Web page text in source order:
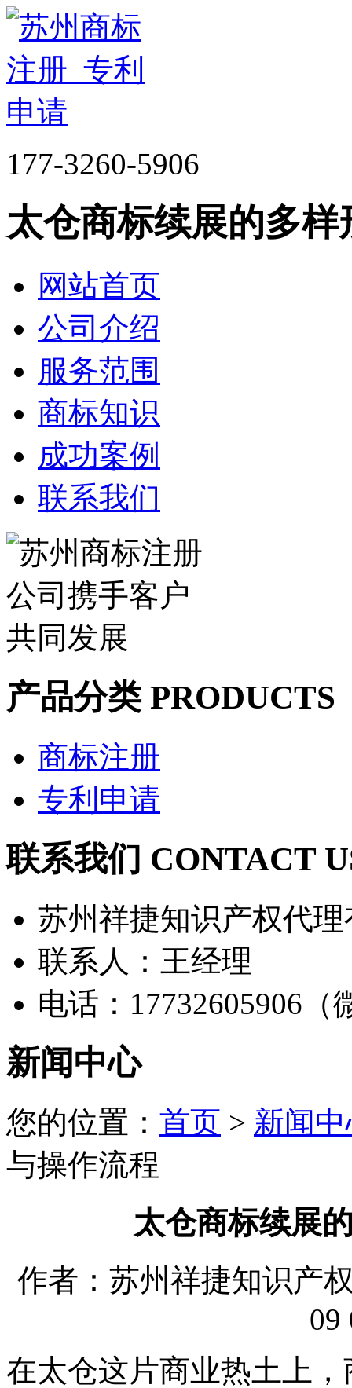
177-3260-5906
太仓商标续展的多
网站首页
公司介绍
服务范围
商标知识
成功案例
联系我们
产品分类 PRODUCTS
商标注册
专利申请
联系我们 CONTACT
苏州祥捷知识产权代
联系人：王经理
电话：17732605906（
新闻中心
您的位置： 首页 > 新闻
与操作流程
太仓商标续展
作者：苏州祥捷知识产
09
在太仓这片商业热土上